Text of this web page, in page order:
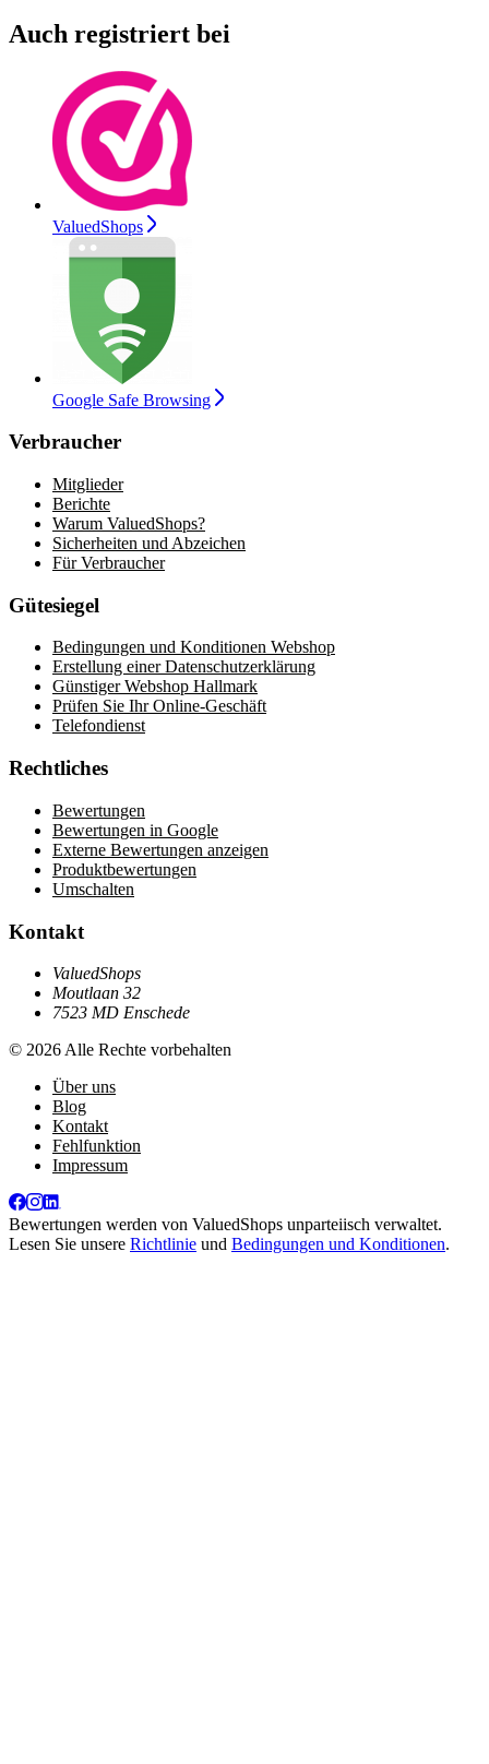
Auch registriert bei
ValuedShops
Google Safe Browsing
Verbraucher
Mitglieder
Berichte
Warum ValuedShops?
Sicherheiten und Abzeichen
Für Verbraucher
Gütesiegel
Bedingungen und Konditionen Webshop
Erstellung einer Datenschutzerklärung
Günstiger Webshop Hallmark
Prüfen Sie Ihr Online-Geschäft
Telefondienst
Rechtliches
Bewertungen
Bewertungen in Google
Externe Bewertungen anzeigen
Produktbewertungen
Umschalten
Kontakt
ValuedShops
Moutlaan 32
7523 MD Enschede
© 2026 Alle Rechte vorbehalten
Über uns
Blog
Kontakt
Fehlfunktion
Impressum
Bewertungen werden von ValuedShops unparteiisch verwaltet.
Lesen Sie unsere Richtlinie und Bedingungen und Konditionen.